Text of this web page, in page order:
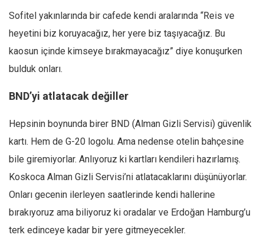
İslam Dünyası
Amerika
Avustralya
Düşünce
Dosyalar
Sofitel yakınlarında bir cafede kendi aralarında “Reis ve
heyetini biz koruyacağız, her yere biz taşıyacağız. Bu
kaosun içinde kimseye bırakmayacağız” diye konuşurken
bulduk onları.
BND’yi atlatacak değiller
Hepsinin boynunda birer BND (Alman Gizli Servisi) güvenlik
kartı. Hem de G-20 logolu. Ama nedense otelin bahçesine
bile giremiyorlar. Anlıyoruz ki kartları kendileri hazırlamış.
Koskoca Alman Gizli Servisi’ni atlatacaklarını düşünüyorlar.
Onları gecenin ilerleyen saatlerinde kendi hallerine
bırakıyoruz ama biliyoruz ki oradalar ve Erdoğan Hamburg’u
terk edinceye kadar bir yere gitmeyecekler.